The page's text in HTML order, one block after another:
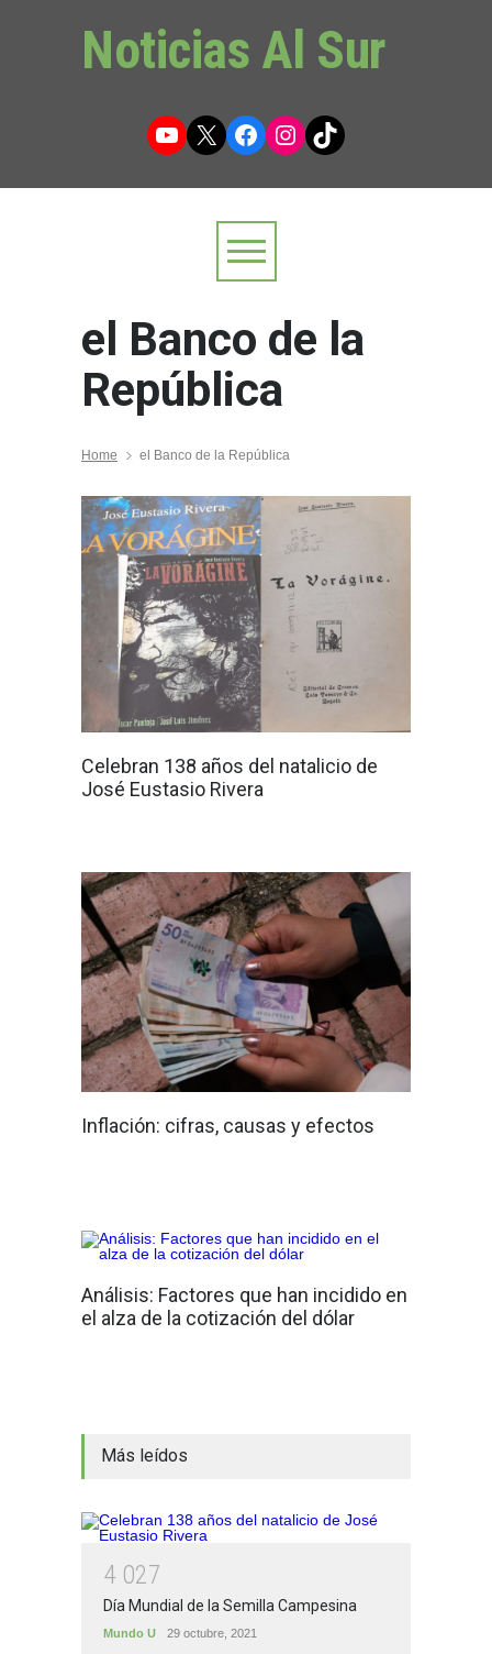
Noticias Al Sur
YouTube
X Facebook
Instagram
TikTok
el Banco de la
República
Home el Banco de la República
Celebran 138 años del natalicio de
José Eustasio Rivera
Inflación: cifras, causas y efectos
Análisis: Factores que han incidido en
el alza de la cotización del dólar
Más leídos
4 027
Día Mundial de la Semilla Campesina
Mundo U 29 octubre, 2021